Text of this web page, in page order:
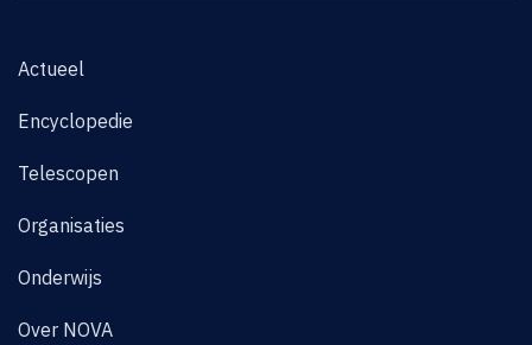
Actueel
Encyclopedie
Telescopen
Organisaties
Onderwijs
Over NOVA